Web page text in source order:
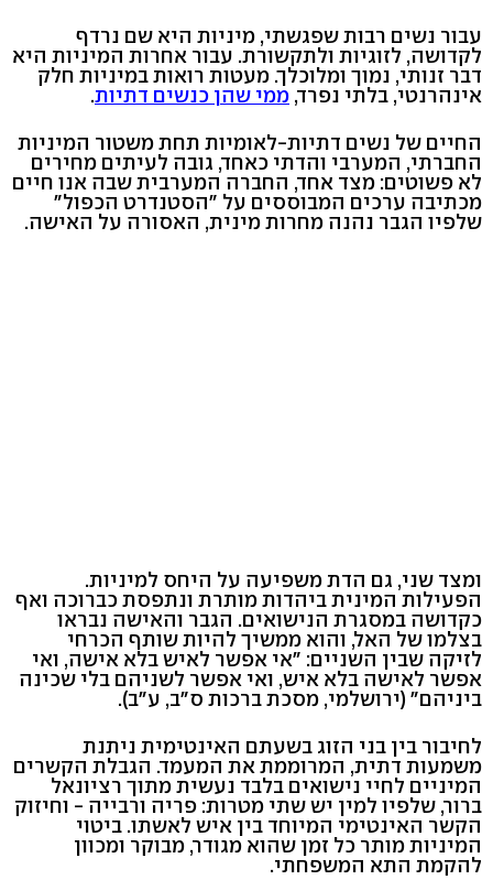
עבור נשים רבות שפגשתי, מיניות היא שם נרדף
לקדושה, לזוגיות ולתקשורת. עבור אחרות המיניות היא
דבר זנותי, נמוך ומלוכלך. מעטות רואות במיניות חלק
אינהרנטי, בלתי נפרד, ממי שהן כנשים דתיות.
החיים של נשים דתיות-לאומיות תחת משטור המיניות
החברתי, המערבי והדתי כאחד, גובה לעיתים מחירים
לא פשוטים: מצד אחד, החברה המערבית שבה אנו חיים
מכתיבה ערכים המבוססים על "הסטנדרט הכפול"
שלפיו הגבר נהנה מחרות מינית, האסורה על האישה.
ומצד שני, גם הדת משפיעה על היחס למיניות.
הפעילות המינית ביהדות מותרת ונתפסת כברוכה ואף
כקדושה במסגרת הנישואים. הגבר והאישה נבראו
בצלמו של האל, והוא ממשיך להיות שותף הכרחי
לזיקה שבין השניים: "אי אפשר לאיש בלא אישה, ואי
אפשר לאישה בלא איש, ואי אפשר לשניהם בלי שכינה
ביניהם" (ירושלמי, מסכת ברכות ס"ב, ע"ב).
לחיבור בין בני הזוג בשעתם האינטימית ניתנת
משמעות דתית, המרוממת את המעמד. הגבלת הקשרים
המיניים לחיי נישואים בלבד נעשית מתוך רציונאל
ברור, שלפיו למין יש שתי מטרות: פריה ורבייה - וחיזוק
הקשר האינטימי המיוחד בין איש לאשתו. ביטוי
המיניות מותר כל זמן שהוא מגודר, מבוקר ומכוון
להקמת התא המשפחתי.